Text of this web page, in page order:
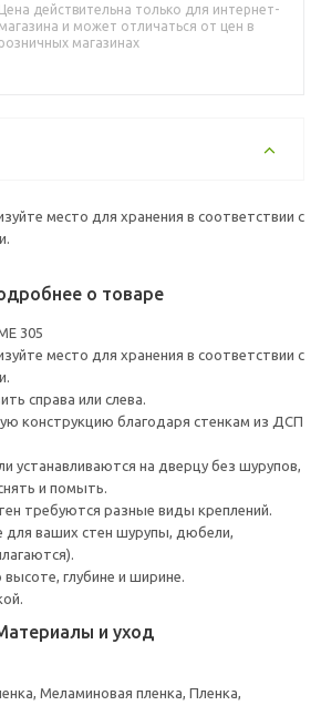
Цена действительна только для интернет-
магазина и может отличаться от цен в
розничных магазинах
место для хранения в соответствии с
о товаре
305
место для хранения в соответствии с
справа или слева.
конструкцию благодаря стенкам из ДСП
устанавливаются на дверцу без шурупов,
и помыть.
требуются разные виды креплений.
ваших стен шурупы, дюбели,
глубине и ширине.
и уход
Меламиновая пленка, Пленка,